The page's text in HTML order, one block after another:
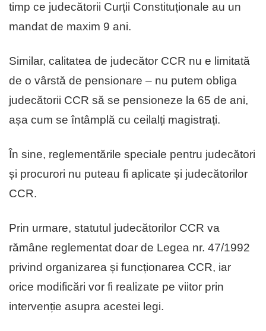
timp ce judecătorii Curții Constituționale au un
mandat de maxim 9 ani.
Similar, calitatea de judecător CCR nu e limitată
de o vârstă de pensionare – nu putem obliga
judecătorii CCR să se pensioneze la 65 de ani,
așa cum se întâmplă cu ceilalți magistrați.
În sine, reglementările speciale pentru judecători
și procurori nu puteau fi aplicate și judecătorilor
CCR.
Prin urmare, statutul judecătorilor CCR va
rămâne reglementat doar de Legea nr. 47/1992
privind organizarea și funcționarea CCR, iar
orice modificări vor fi realizate pe viitor prin
intervenție asupra acestei legi.